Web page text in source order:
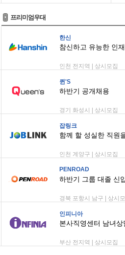
프리미엄우대
한신
참신하고 유능한 인
인천 전지역 | 상시모집
퀸'S
하반기 공개채용
경기 화성시 | 상시모집
잡링크
함께 할 성실한 직원
인천 계양구 | 상시모집
PENROAD
하반기 그룹 대졸 신
경북 포항시 남구 | 상시
인피니아
본사직영센터 남녀상
부산 전지역 | 상시모집